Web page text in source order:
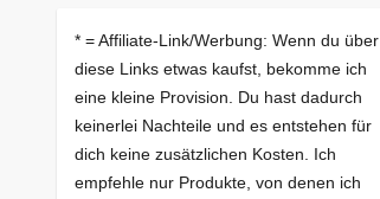
* = Affiliate-Link/Werbung: Wenn du über
diese Links etwas kaufst, bekomme ich
eine kleine Provision. Du hast dadurch
keinerlei Nachteile und es entstehen für
dich keine zusätzlichen Kosten. Ich
empfehle nur Produkte, von denen ich